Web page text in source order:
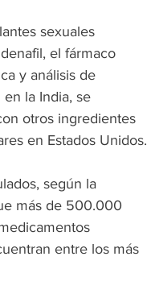
sexuales
el fármaco
y análisis de
en la India, se
otros ingredientes
en Estados Unidos.
según la
más de 500.000
entre los más